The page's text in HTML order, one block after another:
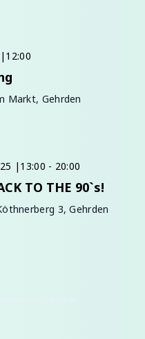
Markt, Gehrden
|13:00 - 20:00
TO THE 90`s!
3, Gehrden